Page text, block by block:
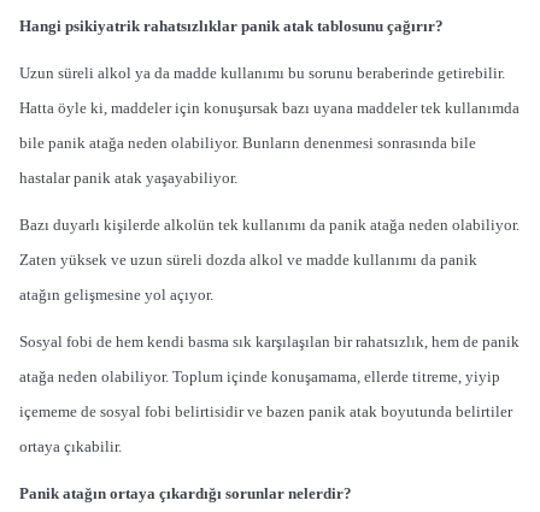
Hangi psikiyatrik rahatsızlıklar panik atak tablosunu çağırır?
Uzun süreli alkol ya da madde kullanımı bu sorunu beraberinde getirebilir.
Hatta öyle ki, maddeler için konuşursak bazı uyana maddeler tek kullanımda
bile panik atağa neden olabiliyor. Bunların denenmesi sonrasında bile
hastalar panik atak yaşayabiliyor.
Bazı duyarlı kişilerde alkolün tek kullanımı da panik atağa neden olabiliyor.
Zaten yüksek ve uzun süreli dozda alkol ve madde kullanımı da panik
atağın gelişmesine yol açıyor.
Sosyal fobi de hem kendi basma sık karşılaşılan bir rahatsızlık, hem de panik
atağa neden olabiliyor. Toplum içinde konuşamama, ellerde titreme, yiyip
içememe de sosyal fobi belirtisidir ve bazen panik atak boyutunda belirtiler
ortaya çıkabilir.
Panik atağın ortaya çıkardığı sorunlar nelerdir?